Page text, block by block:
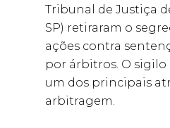
Tribunal de Justiça
SP) retiraram o
ações contra
por árbitros. O sigilo
um dos principais
arbitragem.